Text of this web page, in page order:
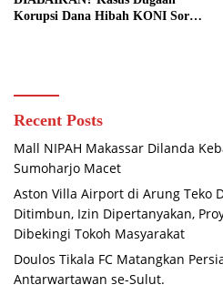
Korupsi Dana Hibah KONI Sorsel
Recent Posts
Mall NIPAH Makassar Dilanda
Sumoharjo Macet
Aston Villa Airport di Arung Teko
Ditimbun, Izin Dipertanyakan,
Dibekingi Tokoh Masyarakat
Doulos Tikala FC Matangkan
Antarwartawan se-Sulut.